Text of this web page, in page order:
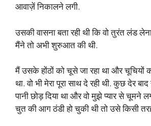
आवाज़ें निकालने लगी.
उसकी वासना बता रही थी कि वो तुरंत लंड
मैंने तो अभी शुरुआत की थी.
मैं उसके होंठों को चूसे जा रहा था और चूचियों
था. वो भी मेरा पूरा साथ दे रही थी. कुछ देर
पानी छोड़ दिया था और वो मुझे प्यार से चूमने
चुत की आग ठंडी हो चुकी थी तो उसे किसी